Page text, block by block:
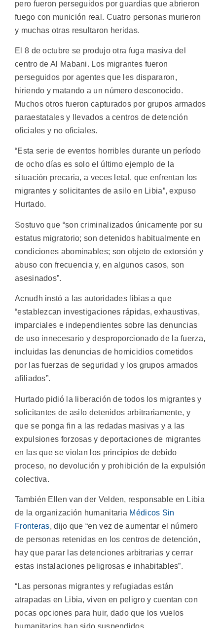
pero fueron perseguidos por guardias que abrieron
fuego con munición real. Cuatro personas murieron
y muchas otras resultaron heridas.
El 8 de octubre se produjo otra fuga masiva del
centro de Al Mabani. Los migrantes fueron
perseguidos por agentes que les dispararon,
hiriendo y matando a un número desconocido.
Muchos otros fueron capturados por grupos armados
paraestatales y llevados a centros de detención
oficiales y no oficiales.
“Esta serie de eventos horribles durante un período
de ocho días es solo el último ejemplo de la
situación precaria, a veces letal, que enfrentan los
migrantes y solicitantes de asilo en Libia”, expuso
Hurtado.
Sostuvo que “son criminalizados únicamente por su
estatus migratorio; son detenidos habitualmente en
condiciones abominables; son objeto de extorsión y
abuso con frecuencia y, en algunos casos, son
asesinados”.
Acnudh instó a las autoridades libias a que
“establezcan investigaciones rápidas, exhaustivas,
imparciales e independientes sobre las denuncias
de uso innecesario y desproporcionado de la fuerza,
incluidas las denuncias de homicidios cometidos
por las fuerzas de seguridad y los grupos armados
afiliados”.
Hurtado pidió la liberación de todos los migrantes y
solicitantes de asilo detenidos arbitrariamente, y
que se ponga fin a las redadas masivas y a las
expulsiones forzosas y deportaciones de migrantes
en las que se violan los principios de debido
proceso, no devolución y prohibición de la expulsión
colectiva.
También Ellen van der Velden, responsable en Libia
de la organización humanitaria Médicos Sin
Fronteras, dijo que “en vez de aumentar el número
de personas retenidas en los centros de detención,
hay que parar las detenciones arbitrarias y cerrar
estas instalaciones peligrosas e inhabitables”.
“Las personas migrantes y refugiadas están
atrapadas en Libia, viven en peligro y cuentan con
pocas opciones para huir, dado que los vuelos